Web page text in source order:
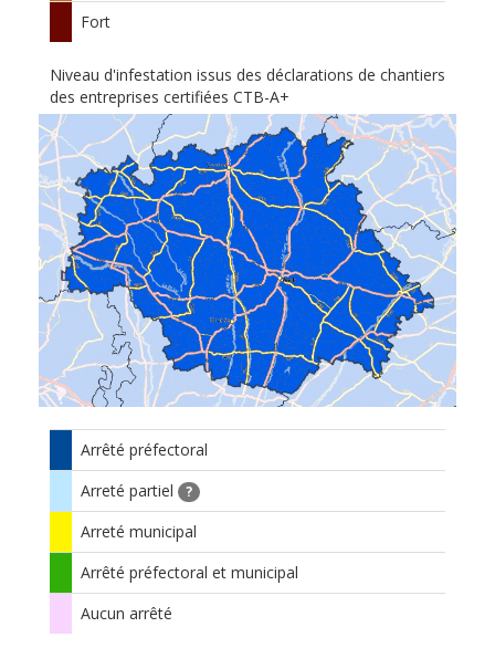
Fort
Niveau d'infestation issus des déclarations de chantiers
des entreprises certifiées CTB-A+
Arrêté préfectoral
Arreté partiel
?
Arreté municipal
Arrêté préfectoral et municipal
Aucun arrêté